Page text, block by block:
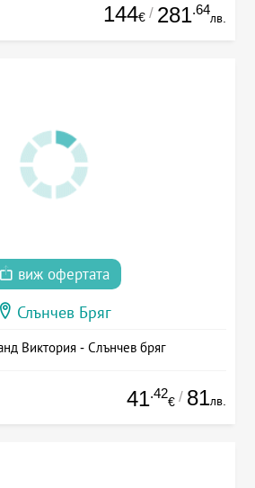
144€ / 281.64
лв.
виж офертата
Слънчев Бряг
Виктория - Слънчев бряг
41.42
€ / 81лв.